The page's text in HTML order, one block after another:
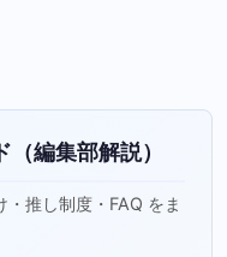
編集部解説）
推し制度・FAQ をま